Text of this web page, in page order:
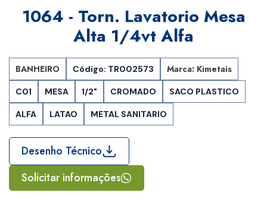
1064 - Torn. Lavatorio Mesa
Alta 1/4vt Alfa
BANHEIRO Código: TR002573 Marca: Kimetais
C01 MESA 1/2" CROMADO SACO PLASTICO
ALFA LATAO METAL SANITARIO
Desenho Técnico
Solicitar informações